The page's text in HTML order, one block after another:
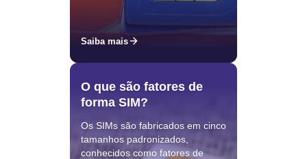
Saiba mais
O que são fatores de
forma SIM?
Os SIMs são fabricados em cinco
tamanhos padronizados,
conhecidos como fatores de